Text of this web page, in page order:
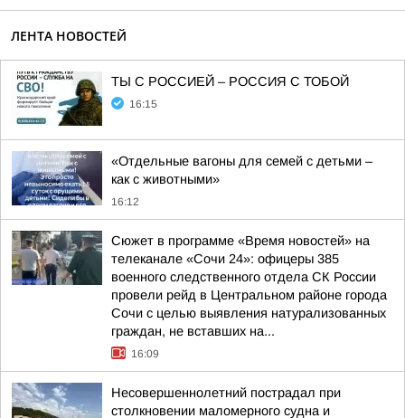
ЛЕНТА НОВОСТЕЙ
ТЫ С РОССИЕЙ – РОССИЯ С ТОБОЙ
16:15
«Отдельные вагоны для семей с детьми –
как с животными»
16:12
Сюжет в программе «Время новостей» на
телеканале «Сочи 24»: офицеры 385
военного следственного отдела СК России
провели рейд в Центральном районе города
Сочи с целью выявления натурализованных
граждан, не вставших на...
16:09
Несовершеннолетний пострадал при
столкновении маломерного судна и